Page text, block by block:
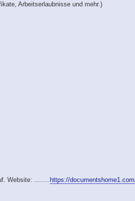
Arbeitserlaubnisse und mehr.)
Website: ........ https://